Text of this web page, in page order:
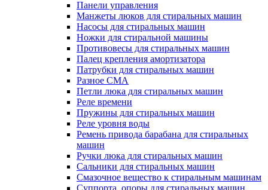
Панели управления
Манжеты люков для стиральных машин
Насосы для стиральных машин
Ножки для стиральной машины
Противовесы для стиральных машин
Палец крепления амортизатора
Патрубки для стиральных машин
Разное СМА
Петли люка для стиральных машин
Реле времени
Пружины для стиральных машин
Реле уровня воды
Ремень привода барабана для стиральных
машин
Ручки люка для стиральных машин
Сальники для стиральных машин
Смазочное вещество к стиральным машинам
Суппорта, опоры для стиральных машин